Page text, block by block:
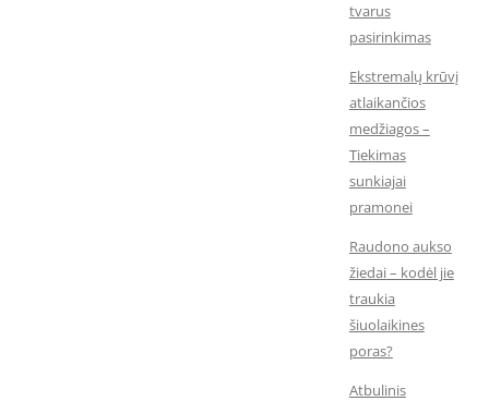
tvarus
pasirinkimas
Ekstremalų krūvį
atlaikančios
medžiagos –
Tiekimas
sunkiajai
pramonei
Raudono aukso
žiedai – kodėl jie
traukia
šiuolaikines
poras?
Atbulinis